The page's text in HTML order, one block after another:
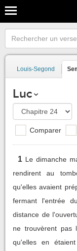
Louis-Segond
Luc
Comparer
1 Le dimanche
rendirent au
qu'elles avaient
fermant l'entrée
distance de
ne trouvèrent pas
qu'elles en